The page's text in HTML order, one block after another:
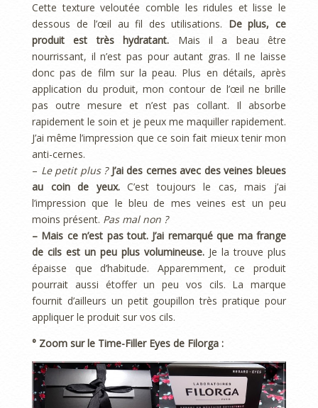
Cette texture veloutée comble les ridules et lisse le
dessous de l’œil au fil des utilisations. De plus, ce
produit est très hydratant. Mais il a beau être
nourrissant, il n’est pas pour autant gras. Il ne laisse
donc pas de film sur la peau. Plus en détails, après
application du produit, mon contour de l’œil ne brille
pas outre mesure et n’est pas collant. Il absorbe
rapidement le soin et je peux me maquiller rapidement.
J’ai même l’impression que ce soin fait mieux tenir mon
anti-cernes.
– Le petit plus ? J’ai des cernes avec des veines bleues
au coin de yeux.C’est toujours le cas, mais j’ai
l’impression que le bleu de mes veines est un peu
moins présent. Pas mal non ?
– Mais ce n’est pas tout. J’ai remarqué que ma frange
de cils est un peu plus volumineuse. Je la trouve plus
épaisse que d’habitude. Apparemment, ce produit
pourrait aussi étoffer un peu vos cils. La marque
fournit d’ailleurs un petit goupillon très pratique pour
appliquer le produit sur vos cils.
° Zoom sur le Time-Filler Eyes de Filorga :